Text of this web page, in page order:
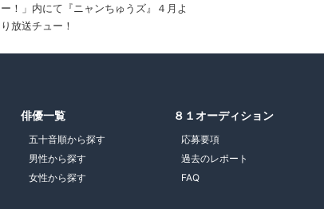
ー！」内にて『ニャンちゅうズ』４月よ
り放送チュー！
俳優一覧
五十音順から探す
男性から探す
女性から探す
８１オーディション
応募要項
過去のレポート
FAQ